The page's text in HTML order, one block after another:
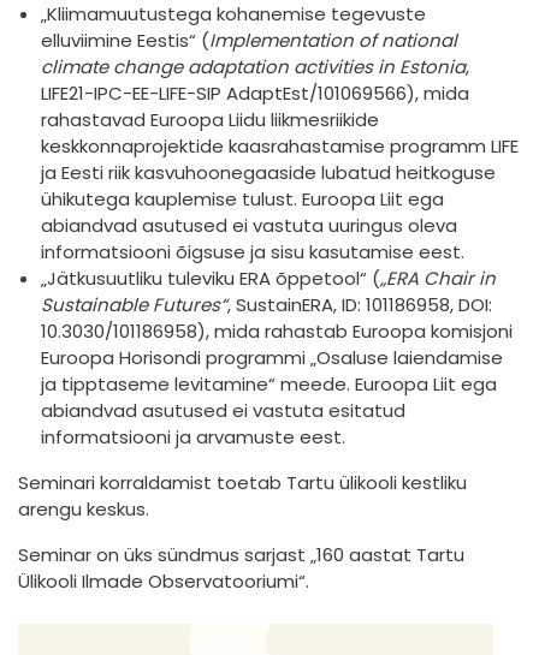
„Kliimamuutustega kohanemise tegevuste
elluviimine Eestis“ (Implementation of national
climate change adaptation activities in Estonia,
LIFE21-IPC-EE-LIFE-SIP AdaptEst/101069566), mida
rahastavad Euroopa Liidu liikmesriikide
keskkonnaprojektide kaasrahastamise programm LIFE
ja Eesti riik kasvuhoonegaaside lubatud heitkoguse
ühikutega kauplemise tulust. Euroopa Liit ega
abiandvad asutused ei vastuta uuringus oleva
informatsiooni õigsuse ja sisu kasutamise eest.
„Jätkusuutliku tuleviku ERA õppetool“ („ERA Chair in
Sustainable Futures“, SustainERA, ID: 101186958, DOI:
10.3030/101186958), mida rahastab Euroopa komisjoni
Euroopa Horisondi programmi „Osaluse laiendamise
ja tipptaseme levitamine“ meede. Euroopa Liit ega
abiandvad asutused ei vastuta esitatud
informatsiooni ja arvamuste eest.
Seminari korraldamist toetab Tartu ülikooli kestliku
arengu keskus.
Seminar on üks sündmus sarjast „160 aastat Tartu
Ülikooli Ilmade Observatooriumi“.